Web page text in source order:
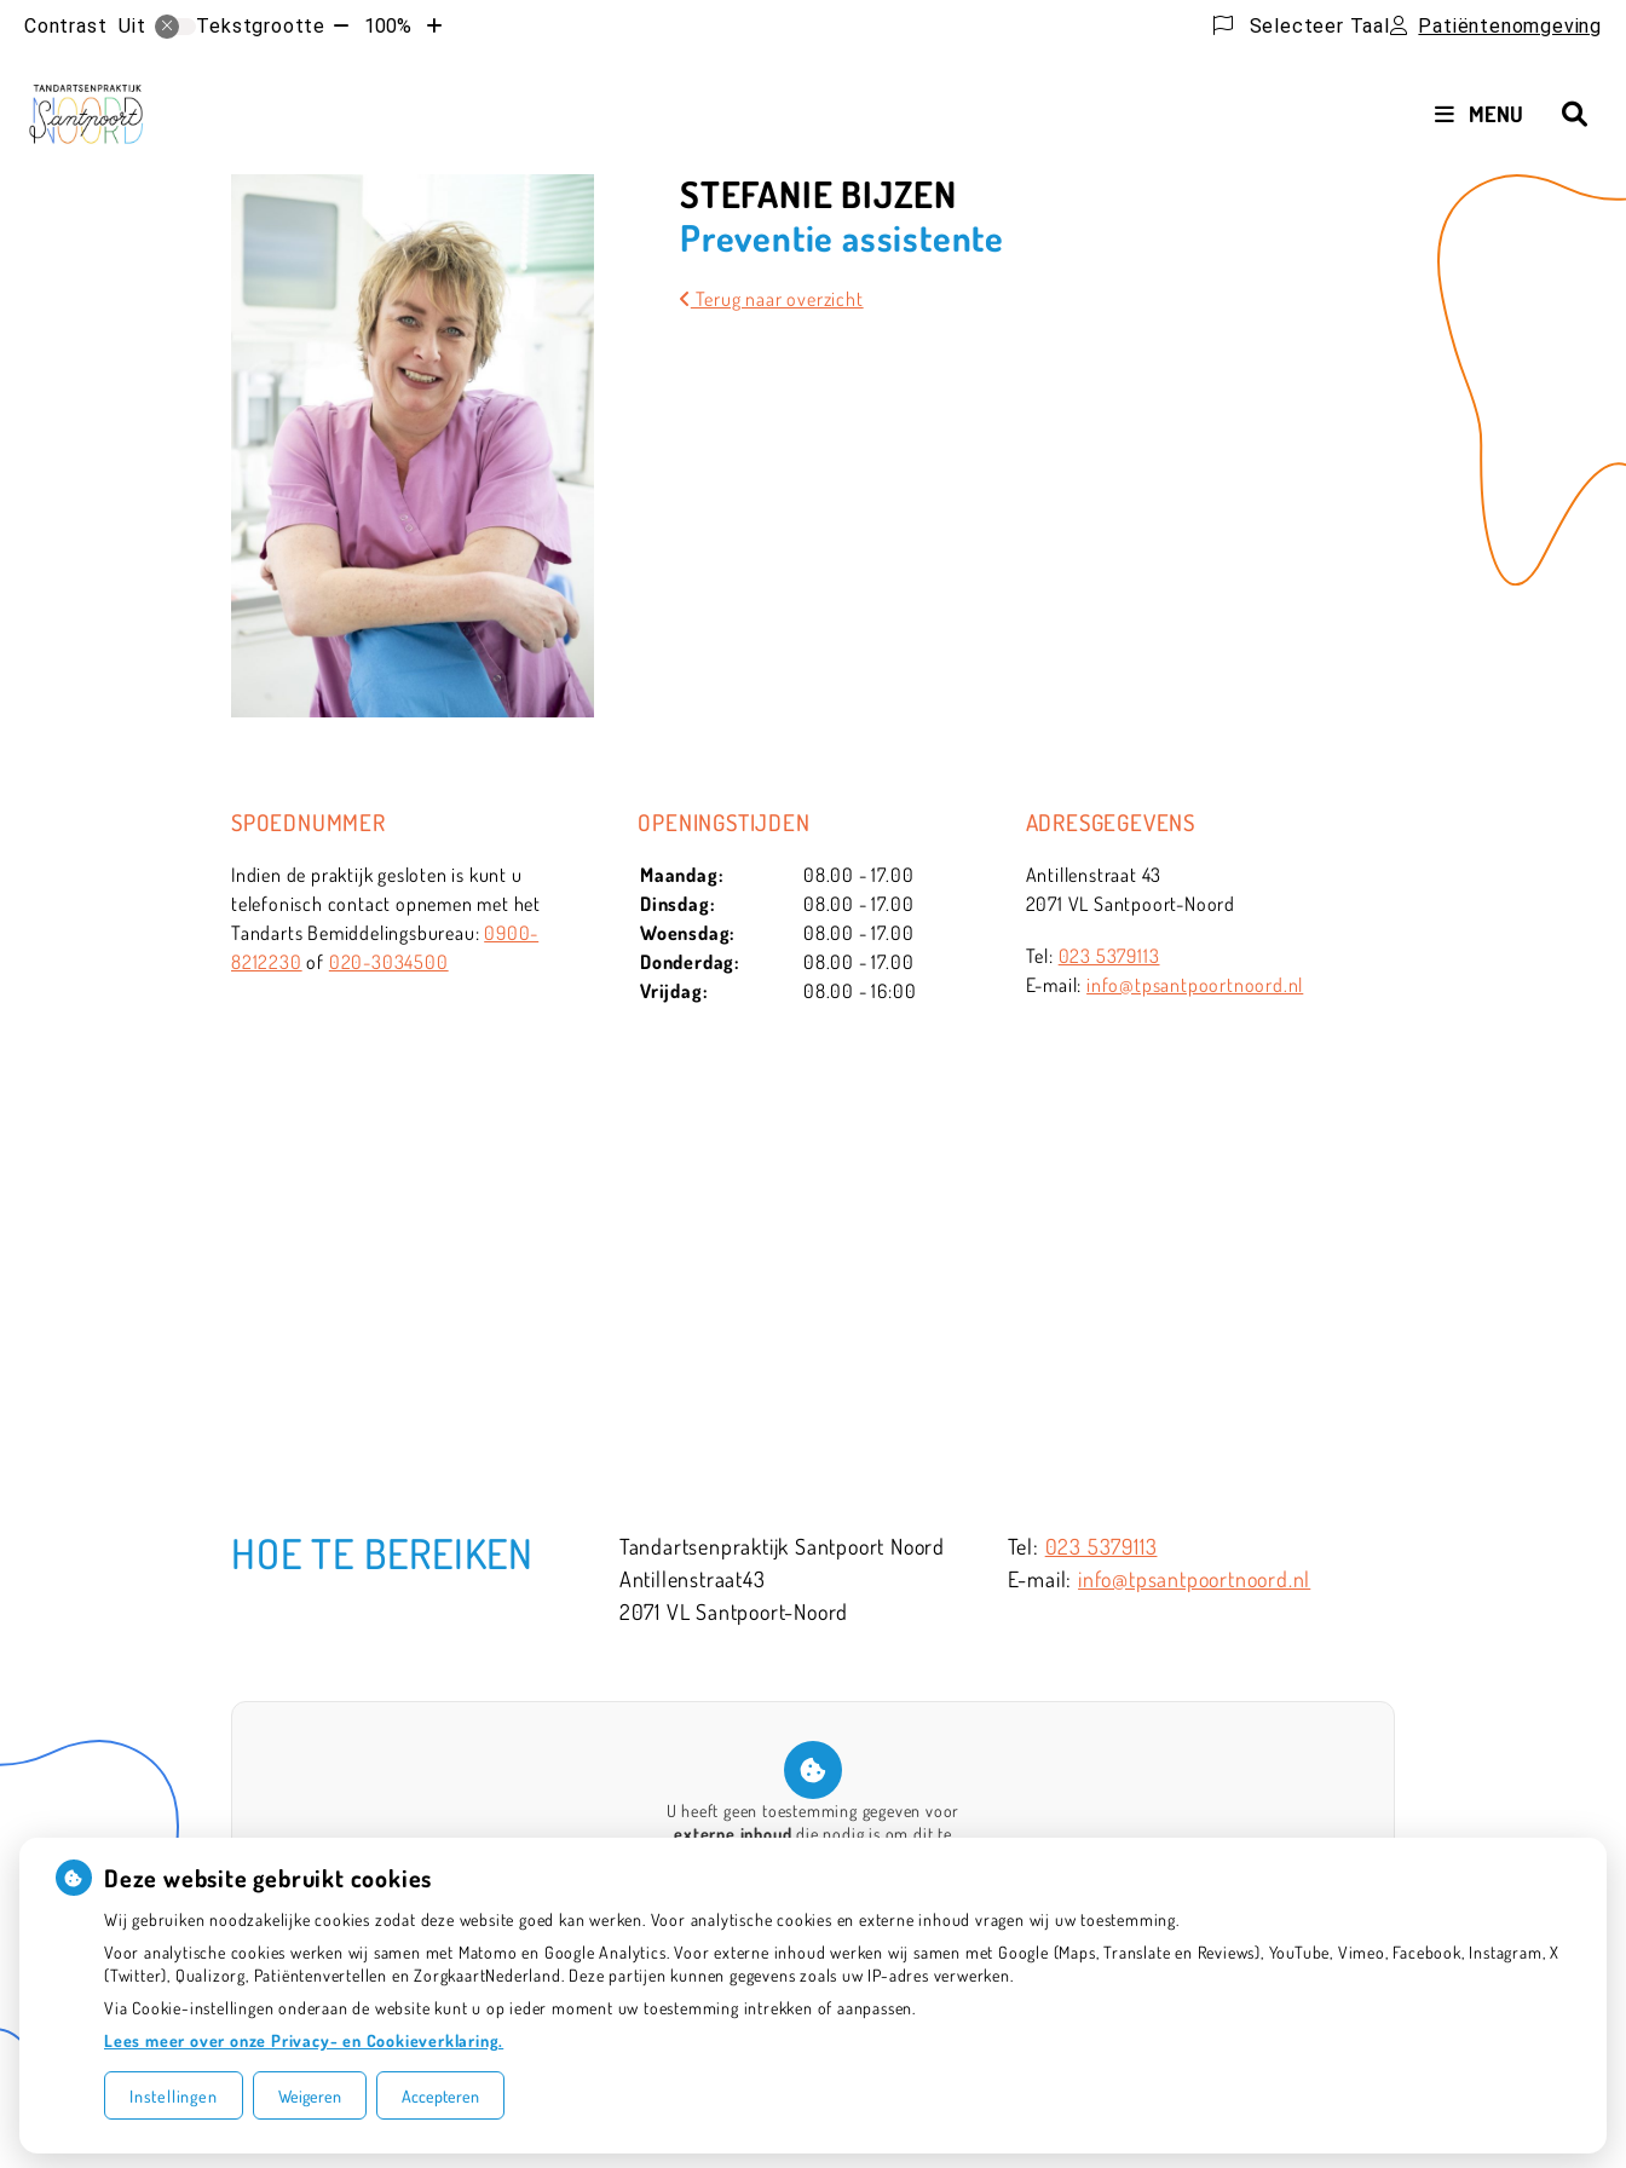
Contrast Uit Tekstgrootte Tekst100%
Tekst
Selecteer Taal Patiëntenomgeving
MENU
STEFANIE BIJZEN
Preventie assistente
Terug naar overzicht
SPOEDNUMMER
Indien de praktijk gesloten is kunt u
telefonisch contact opnemen met het
Tandarts Bemiddelingsbureau: 0900-
8212230 of 020-3034500
OPENINGSTIJDEN
Maandag:
08.00 - 17.00
Dinsdag:
08.00 - 17.00
Woensdag:
08.00 - 17.00
Donderdag:
08.00 - 17.00
Vrijdag:
08.00 - 16:00
ADRESGEGEVENS
Antillenstraat 43
2071 VL Santpoort-Noord
Tel: 023 5379113
E-mail: info@tpsantpoortnoord.nl
HOE TE BEREIKEN
Tandartsenpraktijk Santpoort Noord
Antillenstraat43
2071 VL Santpoort-Noord
023 5379113
info@tpsantpoortnoord.nl
U heeft geen toestemming gegeven voor
externe inhoud die nodig is om dit te
Uw Zorg Online|Beheer
Deze website gebruikt cookies
Wij gebruiken noodzakelijke cookies zodat deze website goed kan werken. Voor analytische cookies en externe inhoud vragen wij uw toestemming.
Voor analytische cookies werken wij samen met Matomo en Google Analytics. Voor externe inhoud werken wij samen met Google (Maps, Translate en Reviews), YouTube, Vimeo, Facebook, Instagram, X
(Twitter), Qualizorg, Patiëntenvertellen en ZorgkaartNederland. Deze partijen kunnen gegevens zoals uw IP-adres verwerken.
Via Cookie-instellingen onderaan de website kunt u op ieder moment uw toestemming intrekken of aanpassen.
Lees meer over onze Privacy- en Cookieverklaring.
Instellingen Weigeren Accepteren